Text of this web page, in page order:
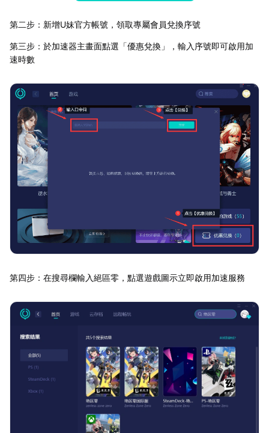
第二步：新增U妹官方帳號，領取專屬會員兌換序號
第三步：於加速器主畫面點選「優惠兌換」，輸入序號即可啟用加
速時數
第四步：在搜尋欄輸入絕區零，點選遊戲圖示立即啟用加速服務